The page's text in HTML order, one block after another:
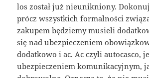
los został już nieunikniony.
prócz wszystkich formalności
zakupem będziemy musieli
się nad ubezpieczeniem
dodatkowo i ac. Ac czyli autocasco,
ubezpieczeniem komunikacyjnym,